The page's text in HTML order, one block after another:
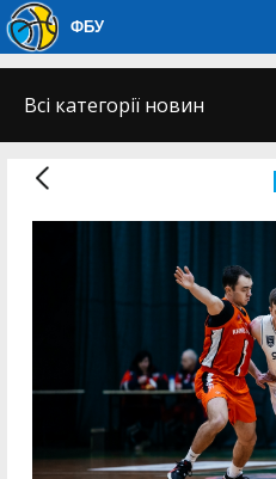
ФБУ
Всі категорії новин